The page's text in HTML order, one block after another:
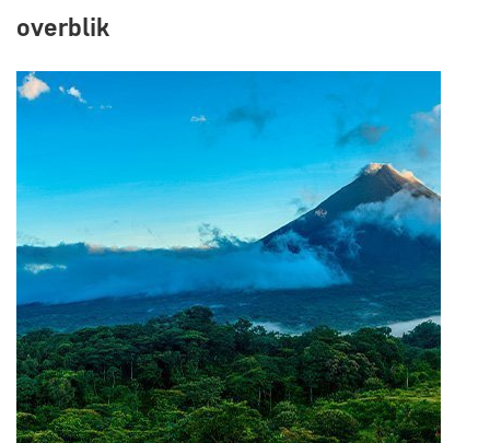
overblik